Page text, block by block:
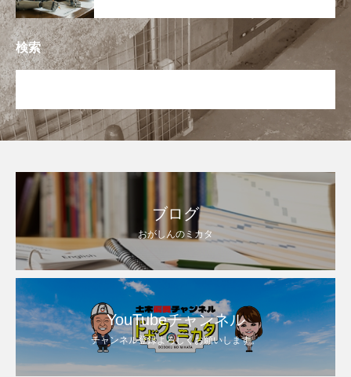
検索
ブログ
おがしんのミカタ
YouTubeチャンネル
チャンネル登録よろしくお願いします。